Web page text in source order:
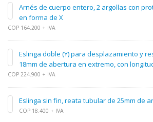
Arnés de cuerpo entero, 2 argollas con
en forma de X
COP 164.200 + IVA
Eslinga doble (Y) para desplazamiento y
18mm de abertura en extremo, con
COP 224.900 + IVA
Eslinga sin fin, reata tubular de 25mm de
COP 18.400 + IVA